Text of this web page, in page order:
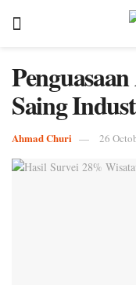
Saing
Ahmad Churi 26